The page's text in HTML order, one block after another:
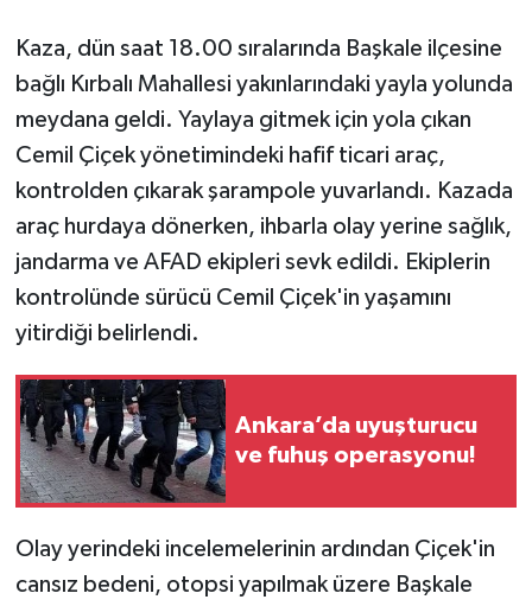
Kaza, dün saat 18.00 sıralarında Başkale ilçesine
bağlı Kırbalı Mahallesi yakınlarındaki yayla yolunda
meydana geldi. Yaylaya gitmek için yola çıkan
Cemil Çiçek yönetimindeki hafif ticari araç,
kontrolden çıkarak şarampole yuvarlandı. Kazada
araç hurdaya dönerken, ihbarla olay yerine sağlık,
jandarma ve AFAD ekipleri sevk edildi. Ekiplerin
kontrolünde sürücü Cemil Çiçek'in yaşamını
yitirdiği belirlendi.
Ankara’da uyuşturucu
ve fuhuş operasyonu!
Olay yerindeki incelemelerinin ardından Çiçek'in
cansız bedeni, otopsi yapılmak üzere Başkale
Kültür & Sanat
Magazin
Resmi İlanlar
Sağlık
Seri İlan
Siyaset
Sokak Hayvanlarını Sahiplendirme
Sonsöz Özel
Vasıta